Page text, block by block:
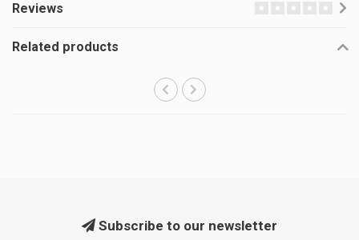
Reviews
Related products
Subscribe to our newsletter